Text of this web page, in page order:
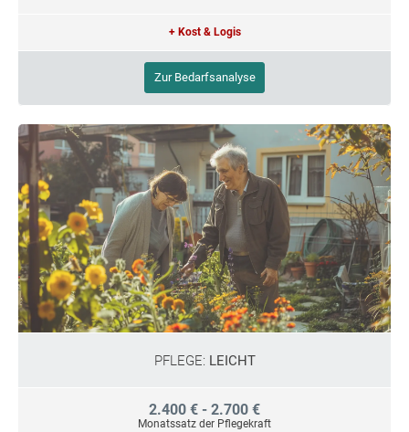
+ Kost & Logis
Zur Bedarfsanalyse
PFLEGE: LEICHT
2.400 € - 2.700 €
Monatssatz der Pflegekraft